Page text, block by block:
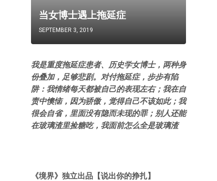
当女博士遇上拖延症
SEPTEMBER 3, 2019
我是重度拖延症患者、历史学女博士，两种身
份叠加，足够悲剧。对付拖延症，步步有陷
阱：我情绪每天都被自己的表现左右；我在自
责中懊恼，因为骄傲，觉得自己不该如此；我
很会自省，里面没有隐而未现的罪；别人还能
在玻璃渣里捡糖吃，我面前怎么全是玻璃渣
《境界》独立出品【说出你的挣扎】